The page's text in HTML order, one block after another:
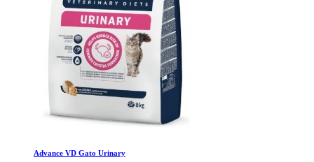
Advance VD Gato Urinary